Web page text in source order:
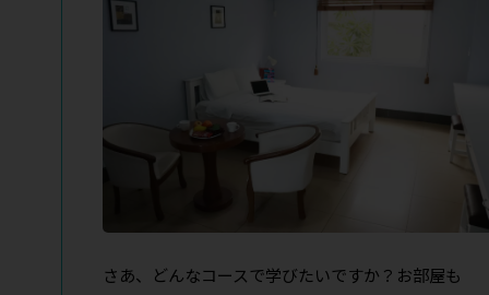
さあ、どんなコースで学びたいですか？お部屋も